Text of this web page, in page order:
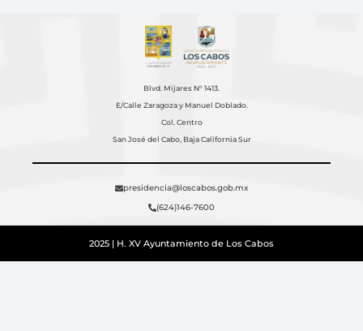
Blvd. Mijares N° 1413.
E/Calle Zaragoza y Manuel Doblado.
Col. Centro
San José del Cabo, Baja California Sur
presidencia@loscabos.gob.mx
(624)146-7600
2025 | H. XV Ayuntamiento de Los Cabos